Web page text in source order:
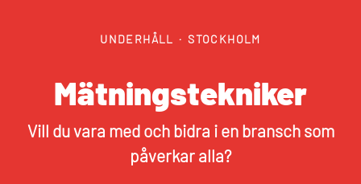
UNDERHÅLL · STOCKHOLM
Mätningstekniker
Vill du vara med och bidra i en bransch som
påverkar alla?